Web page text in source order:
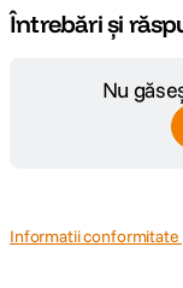
Întrebări și
Nu
Informatii conformitate